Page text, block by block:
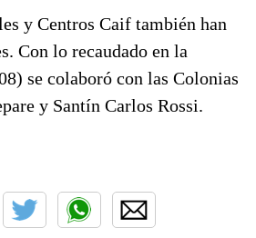
y Centros Caif también han
Con lo recaudado en la
se colaboró con las Colonias
y Santín Carlos Rossi.